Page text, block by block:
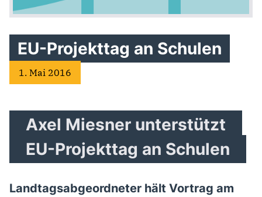
EU-Projekttag an Schulen
1. Mai 2016
Axel Miesner unterstützt
EU-Projekttag an Schulen
Landtagsabgeordneter hält Vortrag am